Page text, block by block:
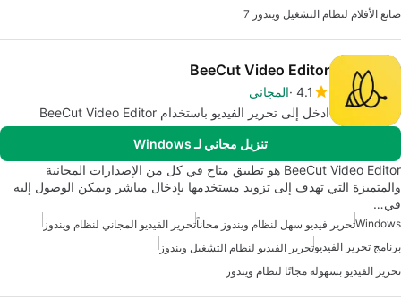
صانع الأفلام لنظام التشغيل ويندوز 7
BeeCut Video Editor
4.1 المجاني
ادخل إلى تحرير الفيديو باستخدام BeeCut Video Editor
تنزيل مجاني لـ Windows
BeeCut Video Editor هو تطبيق متاح في كل من الإصدارات المجانية
والمتميزة التي تهدف إلى تزويد مستخدمها بإدخال مباشر ويمكن الوصول إليه
في…
Windowsتحرير فيديو سهل لنظام ويندوز مجاناًتحرير الفيديو المجاني لنظام ويندوز
برنامج تحرير الفيديوتحرير الفيديو لنظام التشغيل ويندوز
تحرير الفيديو بسهولة مجانًا لنظام ويندوز